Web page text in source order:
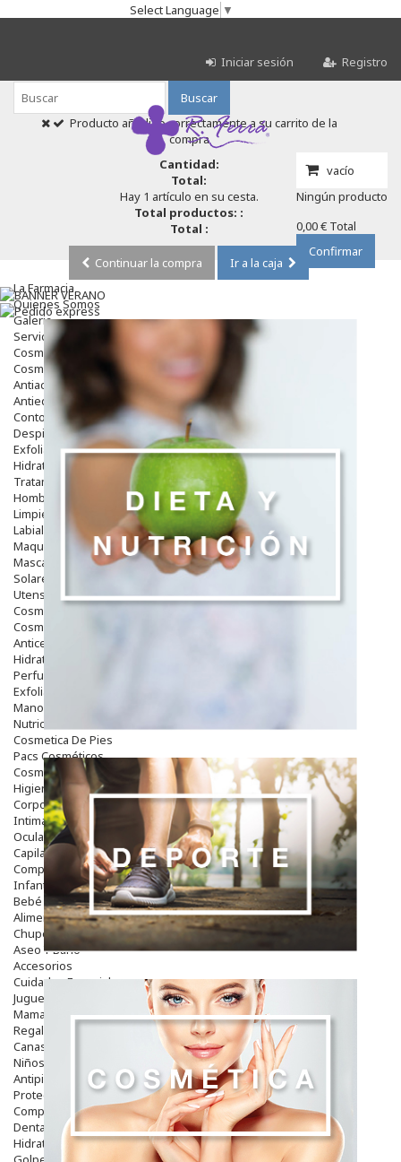
Select Language ▼
Iniciar sesión Registro
Buscar
vacío
Ningún producto
0,00 € Total
Confirmar
Producto añadido correctamente a su carrito de la
compra
Cantidad:
Total:
Hay 1 artículo en su cesta.
Total productos: :
Total :
Continuar la compra
Ir a la caja
La Farmacia
Quienes Somos
Galeria
Servicios
Cosmética
Cosmética Facial
Antiacné
Antiedad
Contorno De Ojos
Despigmentantes
Exfoliantes
Hidratantes
Tratamientos De Noche
Hombre
Limpieza
Labiales
Maquillajes Y Color
Mascarillas
Solares
Utensilios
Cosmética Capilar
Cosmética Corporal
Anticelulíticos
Hidratantes Corporales
Perfumes Y Colonias
Exfoliantes Corporales
Manos Y Uñas
Nutricosmética
Cosmetica De Pies
Pacs Cosméticos
Cosmetica Facial Piel Sensible
Higiene
Corporal
Intima
Ocular
Capilar
Complementos
Infantil
Bebé
Alimentación Y Complementos
Chupetes Y Mordedores
Aseo Y Baño
Accesorios
Cuidados Especiales
Juguetes
Mama
Regalos
Canastilla
Niños
Antipiojos
Protección Solar
Complementos Alimentarios
Dentales
Hidratantes